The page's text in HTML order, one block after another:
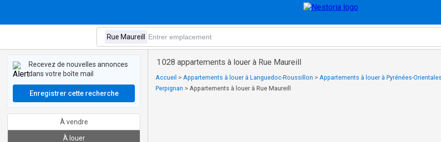
1 028 appartements à louer à Rue Maureill
Accueil > Appartements à louer à Languedoc-Roussillon > Appartements à louer à Pyrénées-Orientales
Perpignan > Appartements à louer à Rue Maureill
Recevez de nouvelles annonces
dans votre boîte mail
Enregistrer cette recherche
À vendre
À louer